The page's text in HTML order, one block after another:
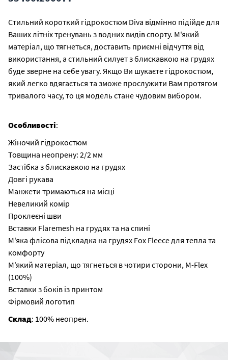
Стильний короткий гідрокостюм Diva відмінно підійде для
Ваших літніх тренувань з водних видів спорту. М'який
матеріал, що тягнеться, доставить приємні відчуття від
використання, а стильний силует з блискавкою на грудях
буде зверне на себе увагу. Якщо Ви шукаєте гідрокостюм,
який легко вдягається та зможе прослужити Вам протягом
тривалого часу, то ця модель стане чудовим вибором.
Особливості:
Жіночий гідрокостюм
Товщина неопрену: 2/2 мм
Застібка з блискавкою на грудях
Довгі рукава
Манжети тримаються на місці
Невеликий комір
Проклеєні шви
Вставки Flaremesh на грудях та на спині
М'яка флісова підкладка на грудях Fox Fleece для тепла та
комфорту
М'який матеріал, що тягнеться в чотири сторони, M-Flex
(100%)
Вставки з боків із принтом
Фірмовий логотип
Склад: 100% неопрен.